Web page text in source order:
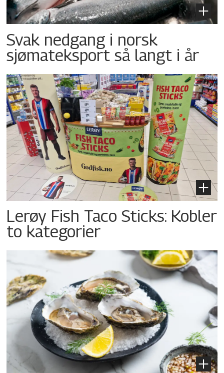
Svak nedgang i norsk
sjømateksport så langt i år
Lerøy Fish Taco Sticks: Kobler
to kategorier